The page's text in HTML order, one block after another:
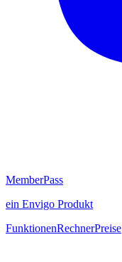
MemberPass
ein Envigo Produkt
FunktionenRechnerPreise